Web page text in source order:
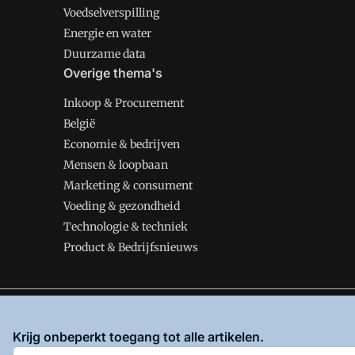
Voedselverspilling
Energie en water
Duurzame data
Overige thema's
Inkoop & Procurement
België
Economie & bedrijven
Mensen & loopbaan
Marketing & consument
Voeding & gezondheid
Technologie & techniek
Product & Bedrijfsnieuws
enPrivacy en Cookie beleid |Privacy instellingen
Krijg onbeperkt toegang tot alle artikelen.